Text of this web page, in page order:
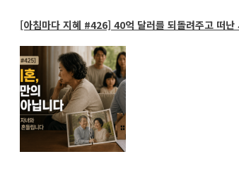
[아침마다 지혜 #426] 40억 달러를 되돌려주고 떠난